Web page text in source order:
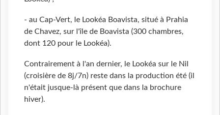
- au Cap-Vert, le Lookéa Boavista, situé à Prahia
de Chavez, sur l'île de Boavista (300 chambres,
dont 120 pour le Lookéa).
Contrairement à l'an dernier, le Lookéa sur le Nil
(croisière de 8j/7n) reste dans la production été (il
n'était jusque-là présent que dans la brochure
hiver).